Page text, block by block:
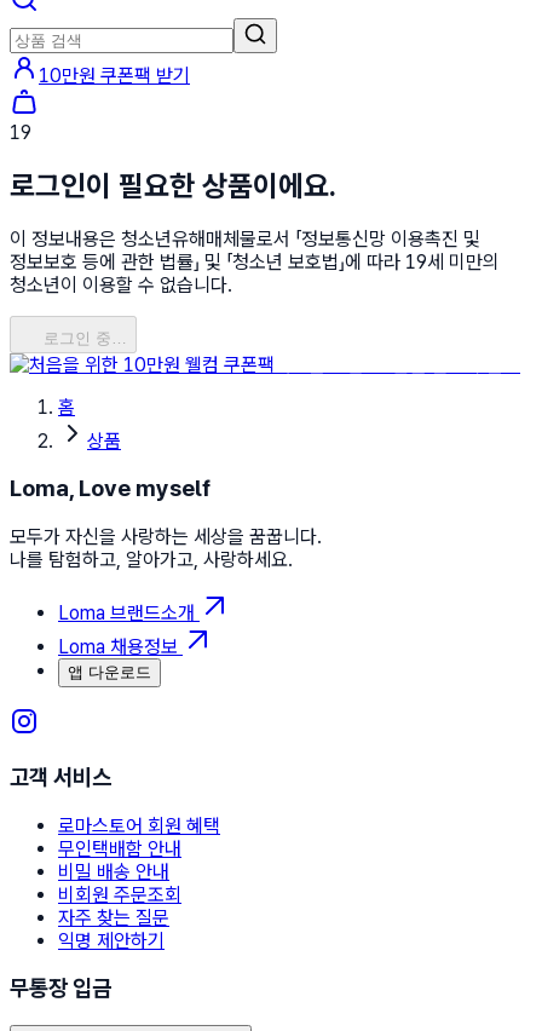
10만원 쿠폰팩 받기
19
로그인이 필요한 상품이에요.
이 정보내용은 청소년유해매체물로서 「정보통신망 이용촉진 및
정보보호 등에 관한 법률」 및 「청소년 보호법」에 따라 19세 미만의
청소년이 이용할 수 없습니다.
로그인 중…
홈
상품
Loma, Love myself
모두가 자신을 사랑하는 세상을 꿈꿉니다.
나를 탐험하고, 알아가고, 사랑하세요.
Loma 브랜드소개
Loma 채용정보
앱 다운로드
고객 서비스
로마스토어 회원 혜택
무인택배함 안내
비밀 배송 안내
비회원 주문조회
자주 찾는 질문
익명 제안하기
무통장 입금